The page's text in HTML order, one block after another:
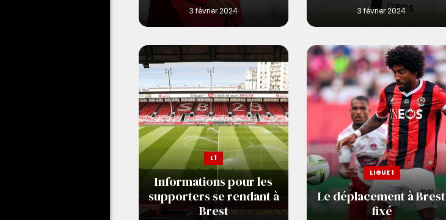
L1
Informations pour les
supporters se rendant à
Brest
LIGUE 1
Le déplacement à Brest
fixé